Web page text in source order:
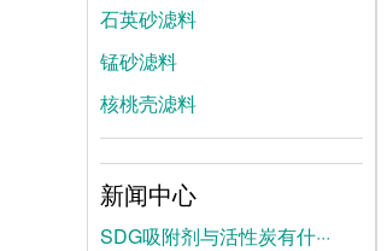
石英砂滤料
锰砂滤料
核桃壳滤料
新闻中心
SDG吸附剂与活性炭有什···